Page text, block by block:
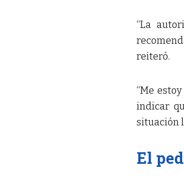
“La
reiteró.
“Me
indicar
situación
El